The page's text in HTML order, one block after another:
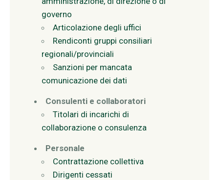
governo
Articolazione degli uffici
Rendiconti gruppi consiliari
regionali/provinciali
Sanzioni per mancata
comunicazione dei dati
Consulenti e collaboratori
Titolari di incarichi di
collaborazione o consulenza
Personale
Contrattazione collettiva
Dirigenti cessati